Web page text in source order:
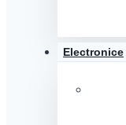
Electronice